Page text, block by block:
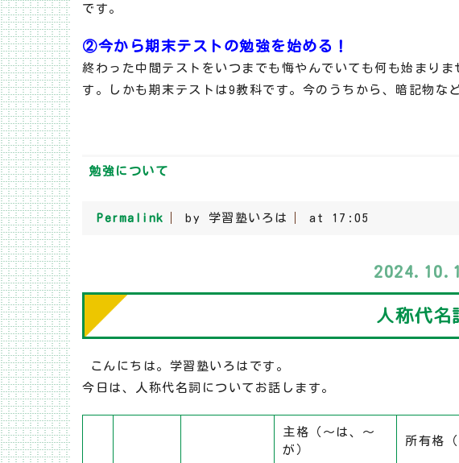
です。
②今から期末テストの勉強を始める！
終わった中間テストをいつまでも悔やんでいても何も始まり
す。しかも期末テストは9教科です。今のうちから、暗記物な
勉強について
Permalink by 学習塾いろは at 17:05
人称代名
こんにちは。学習塾いろはです。
今日は、人称代名詞についてお話します。
主格（～は、～
が）
所有格（